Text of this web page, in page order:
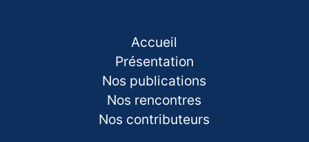
Accueil
Présentation
Nos publications
Nos rencontres
Nos contributeurs